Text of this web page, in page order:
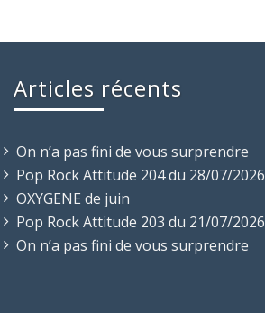
Articles récents
On n’a pas fini de vous surprendre
Pop Rock Attitude 204 du 28/07/2026
OXYGENE de juin
Pop Rock Attitude 203 du 21/07/2026
On n’a pas fini de vous surprendre